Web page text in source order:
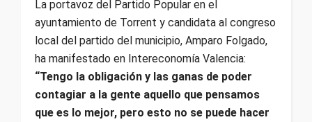
La portavoz del Partido Popular en el
ayuntamiento de Torrent y candidata al congreso
local del partido del municipio, Amparo Folgado,
ha manifestado en Intereconomía Valencia:
“Tengo la obligación y las ganas de poder
contagiar a la gente aquello que pensamos
que es lo mejor, pero esto no se puede hacer